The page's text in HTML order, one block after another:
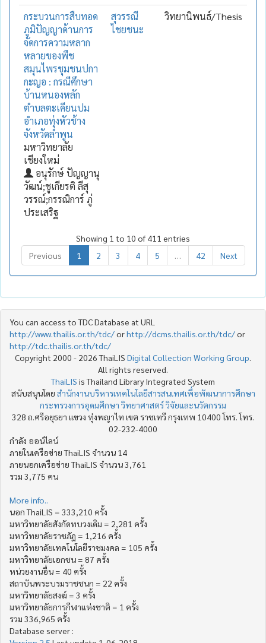
กระบวนการสืบทอด
ภูมิปัญญาด้านการ
จัดการความหลาก
หลายของพืช
สมุนไพรชุมชนปกา
กะญอ : กรณีศึกษา
บ้านหนองหลัก
ตำบลตะเคียนปม
อำเภอทุ่งหัวช้าง
จังหวัดลำพูน
มหาวิทยาลัย
เชียงใหม่
อนุรักษ์ ปัญญานุ
วัฒน์;ชูเกียรติ ลีสุ
วรรณ์;กรรณิการ์ ภู่
ประเสริฐ
สุวรรณี
ไชยชนะ
วิทยานิพนธ์/Thesis
Showing 1 to 10 of 411 entries
Previous
1 2 3 4 5 42 Next
You can access to TDC Database at URL
http://www.thailis.or.th/tdc/orhttp://dcms.thailis.or.th/tdc/or
http://tdc.thailis.or.th/tdc/
Copyright 2000 - 2026 ThaiLIS Digital Collection Working Group
All rights reserved.
ThaiLIS is Thailand Library Integrated System
สนับสนุนโดย สำนักงานบริหารเทคโนโลยีสารสนเทศเพื่อพัฒนาการศึกษา
กระทรวงการอุดมศึกษา วิทยาศาสตร์ วิจัยและนวัตกรรม
328 ถ.ศรีอยุธยา แขวง ทุ่งพญาไท เขต ราชเทวี กรุงเทพ 10400 โทร. โทร.
02-232-4000
กำลัง ออน์ไลน์
ภายในเครือข่าย ThaiLIS จำนวน 14
ภายนอกเครือข่าย ThaiLIS จำนวน 3,761
รวม 3,775 คน
More info..
นอก ThaiLIS = 333,210 ครั้ง
มหาวิทยาลัยสังกัดทบวงเดิม = 2,281 ครั้ง
มหาวิทยาลัยราชภัฏ = 1,216 ครั้ง
มหาวิทยาลัยเทคโนโลยีราชมงคล = 105 ครั้ง
มหาวิทยาลัยเอกชน = 87 ครั้ง
หน่วยงานอื่น = 40 ครั้ง
สถาบันพระบรมราชชนก = 22 ครั้ง
มหาวิทยาลัยสงฆ์ = 3 ครั้ง
มหาวิทยาลัยการกีฬาแห่งชาติ = 1 ครั้ง
รวม 336,965 ครั้ง
Database server :